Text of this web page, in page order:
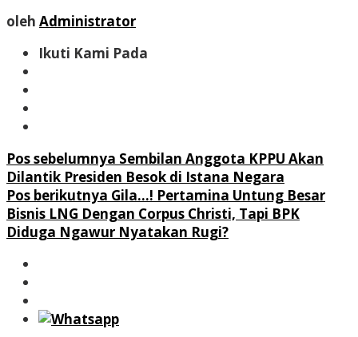
oleh Administrator
Ikuti Kami Pada
Navigasi
pos
Pos sebelumnya Sembilan Anggota KPPU Akan
Dilantik Presiden Besok di Istana Negara
Pos berikutnya Gila…! Pertamina Untung Besar
Bisnis LNG Dengan Corpus Christi, Tapi BPK
Diduga Ngawur Nyatakan Rugi?